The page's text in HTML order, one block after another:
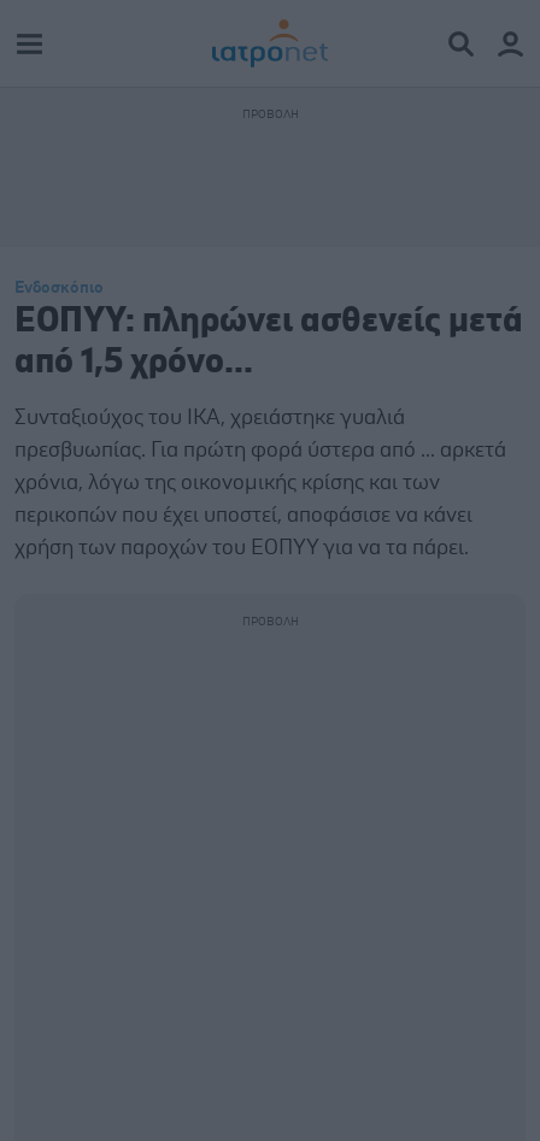
Ενδοσκόπιο
ΕΟΠΥΥ: πληρώνει ασθενείς μετά
από 1,5 χρόνο...
Συνταξιούχος του ΙΚΑ, χρειάστηκε γυαλιά
πρεσβυωπίας. Για πρώτη φορά ύστερα από ... αρκετά
χρόνια, λόγω της οικονομικής κρίσης και των
περικοπών που έχει υποστεί, αποφάσισε να κάνει
χρήση των παροχών του ΕΟΠΥΥ για να τα πάρει.